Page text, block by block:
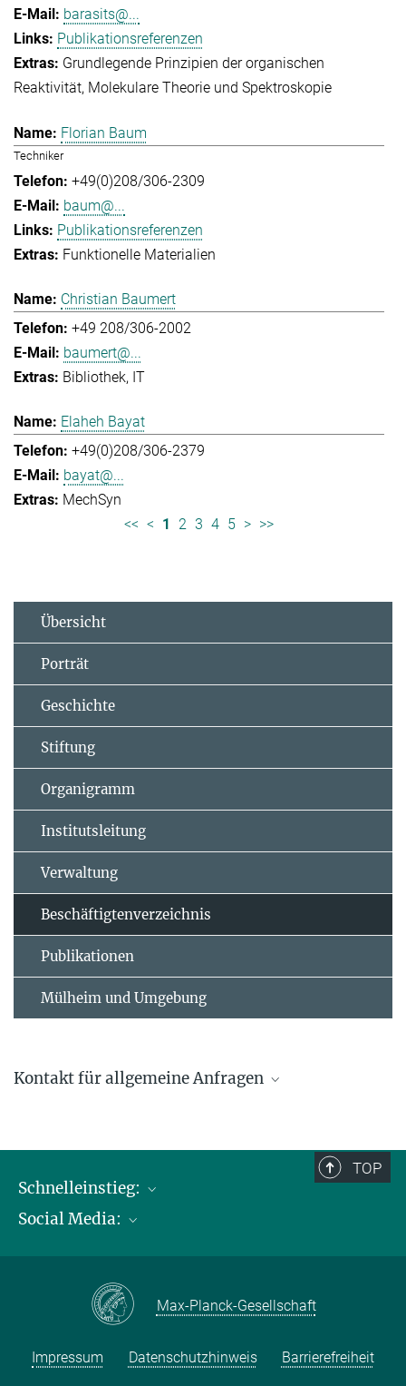
barasits@...
Publikationsreferenzen
Grundlegende Prinzipien der organischen
Reaktivität Molekulare Theorie und Spektroskopie
Florian Baum
Techniker
+49(0)208/306-2309
baum@...
Publikationsreferenzen
Funktionelle Materialien
Christian Baumert
+49 208/306-2002
baumert@...
Bibliothek IT
Elaheh Bayat
+49(0)208/306-2379
bayat@...
MechSyn
<< < 1 2 3 4 5 > >>
Übersicht
Porträt
Geschichte
Stiftung
Organigramm
Institutsleitung
Verwaltung
Beschäftigtenverzeichnis
Publikationen
Mülheim und Umgebung
Kontakt für allgemeine Anfragen
TOP
Schnelleinstieg:
Publikationen
Kontakt und Anfahrtsbeschreibung
Social Media:
Max-Planck-Gesellschaft
Impressum Datenschutzhinweis Barrierefreiheit